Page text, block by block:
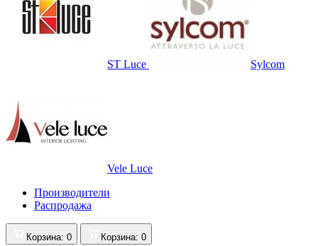
ST Luce Sylcom
Vele Luce
Производители
Распродажа
Корзина: 0 Корзина: 0